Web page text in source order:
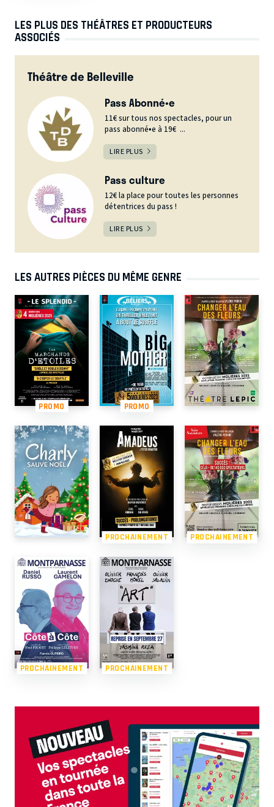
LES PLUS DES THÉÂTRES ET PRODUCTEURS
ASSOCIÉS
Théâtre de Belleville
Pass Abonné•e
11€ sur tous nos spectacles, pour un
pass abonné•e à 19€ ...
LIRE PLUS
Pass culture
12€ la place pour toutes les personnes
détentrices du pass !
LIRE PLUS
LES AUTRES PIÈCES DU MÊME GENRE
PROMO PROMO
PROCHAINEMENT PROCHAINEMENT
PROCHAINEMENT PROCHAINEMENT